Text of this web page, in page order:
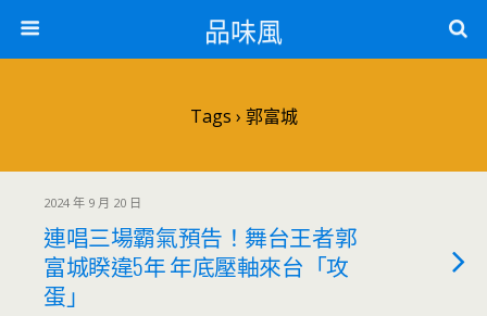
品味風
Tags › 郭富城
2024 年 9 月 20 日
連唱三場霸氣預告！舞台王者郭
富城睽違5年 年底壓軸來台「攻
蛋」